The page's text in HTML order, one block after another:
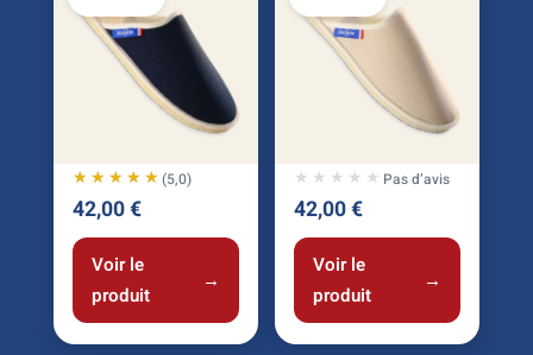
★★★★★
★★★★★(5,0)
42,00€
Voir le
produit
→
★★★★★
★★★★★ Pas d’avis
42,00€
Voir le
produit
→